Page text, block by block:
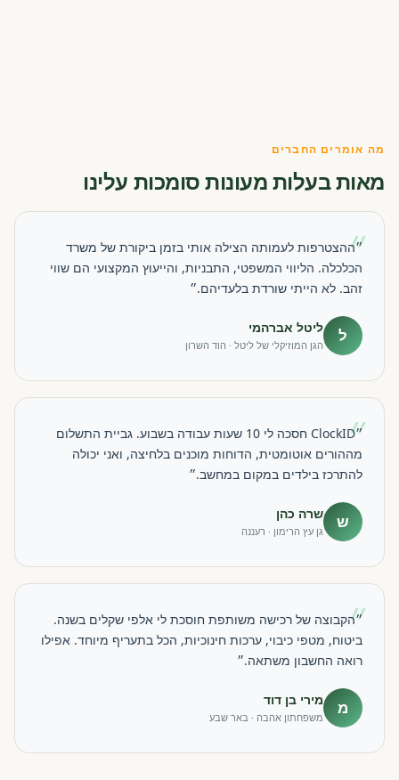
מה אומרים החברים
מאות בעלות מעונות סומכות עלינו
״
״ההצטרפות לעמותה הצילה אותי בזמן ביקורת של משרד
הכלכלה. הליווי המשפטי, התבניות, והייעוץ המקצועי הם שווי
זהב. לא הייתי שורדת בלעדיהם.״
ל ליטל אברהמי
הגן המוזיקלי של ליטל · הוד השרון
״
״ClockID חסכה לי 10 שעות עבודה בשבוע. גביית התשלום
מההורים אוטומטית, הדוחות מוכנים בלחיצה, ואני יכולה
להתרכז בילדים במקום במחשב.״
ש שרה כהן
גן עץ הרימון · רעננה
״
״הקבוצה של רכישה משותפת חוסכת לי אלפי שקלים בשנה.
ביטוח, מטפי כיבוי, ערכות חינוכיות, הכל בתעריף מיוחד. אפילו
רואה החשבון משתאה.״
מ מירי בן דוד
משפחתון אהבה · באר שבע